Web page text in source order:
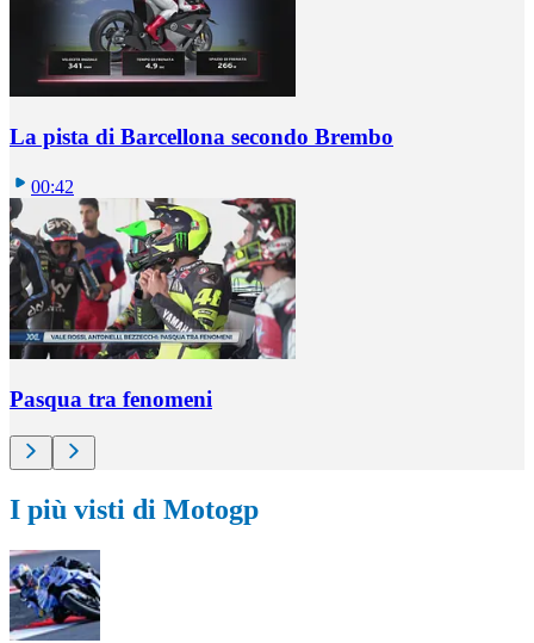
La pista di Barcellona secondo Brembo
00:42
Pasqua tra fenomeni
I più visti di Motogp